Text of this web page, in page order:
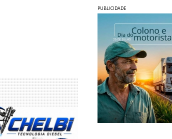
PUBLICIDADE